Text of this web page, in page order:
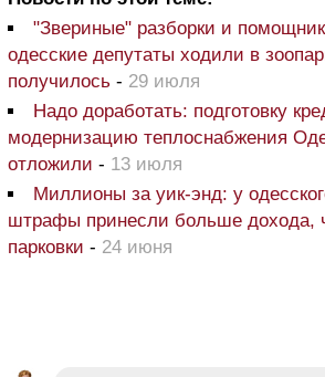
"Звериные" разборки и
одесские депутаты ходили в
получилось - 29 июля
Надо доработать: подготовку
модернизацию теплоснабжения
отложили - 13 июля
Миллионы за уик-энд: у
штрафы принесли больше дохода,
парковки - 24 июня